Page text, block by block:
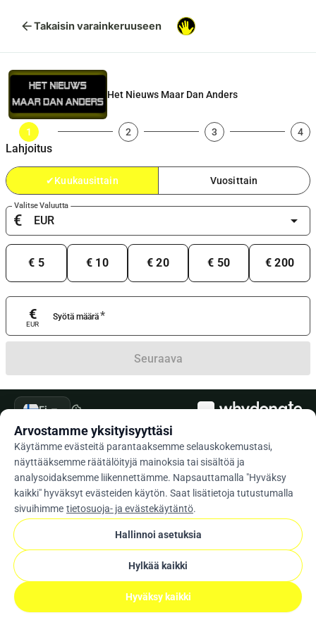
arrow_backTakaisin varainkeruuseen
Het Nieuws Maar Dan Anders
1
Lahjoitus
2 3 4
✔Kuukausittain Vuosittain
Valitse Valuutta
€ arrow_drop_down
€ 5 € 10 € 20 € 50 € 200
Syötä määrä*
€
EUR
Seuraava
Fiarrow_drop_down cookie
Arvostamme yksityisyyttäsi
Käytämme evästeitä parantaaksemme selauskokemustasi,
näyttääksemme räätälöityjä mainoksia tai sisältöä ja
analysoidaksemme liikennettämme. Napsauttamalla "Hyväksy
kaikki" hyväksyt evästeiden käytön. Saat lisätietoja tutustumalla
sivuihimme tietosuoja- ja evästekäytäntö.
Hallinnoi asetuksia
Hylkää kaikki
Hyväksy kaikki